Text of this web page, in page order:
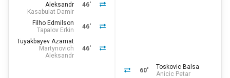
46'
Aleksandr
Kasabulat Damir
46'
Filho Edmilson
Tapalov Erkin
46'
Tuyakbayev Azamat
Martynovich
Aleksandr
60'
Toskovic Balsa
Anicic Petar